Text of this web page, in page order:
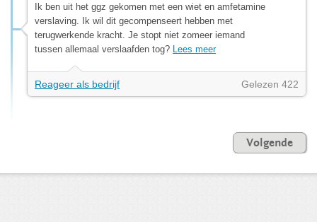
Ik ben uit het ggz gekomen met een wiet en amfetamine
verslaving. Ik wil dit gecompenseert hebben met
terugwerkende kracht. Je stopt niet zomeer iemand
tussen allemaal verslaafden tog? Lees meer
Reageer als bedrijf Gelezen 422
Volgende